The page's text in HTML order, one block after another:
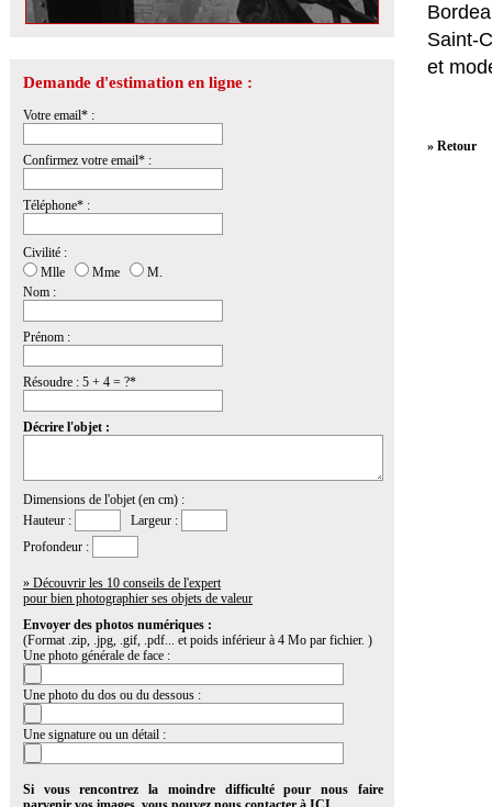
Demande d'estimation en ligne :
Votre email* :
Confirmez votre email* :
Téléphone* :
Civilité :
Mlle
Mme
M.
Nom :
Prénom :
Résoudre : 5 + 4 = ?*
Décrire l'objet :
Dimensions de l'objet (en cm) :
Hauteur :
Largeur :
Profondeur :
» Découvrir les 10 conseils de l'expert
pour bien photographier ses objets de valeur
Envoyer des photos numériques :
(Format .zip, .jpg, .gif, .pdf... et poids inférieur à 4 Mo par fichier. )
Une photo générale de face :
Une photo du dos ou du dessous :
Une signature ou un détail :
Si vous rencontrez la moindre difficulté pour nous faire
Saint-
et
» Retour